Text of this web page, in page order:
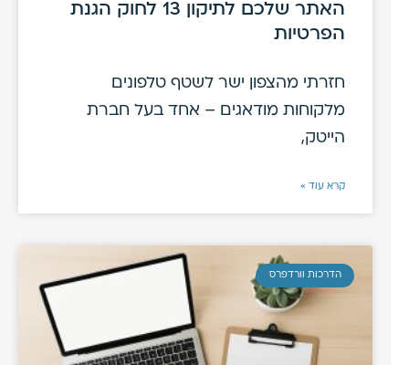
האתר שלכם לתיקון 13 לחוק הגנת
הפרטיות
חזרתי מהצפון ישר לשטף טלפונים
מלקוחות מודאגים – אחד בעל חברת
הייטק,
קרא עוד »
הדרכות וורדפרס